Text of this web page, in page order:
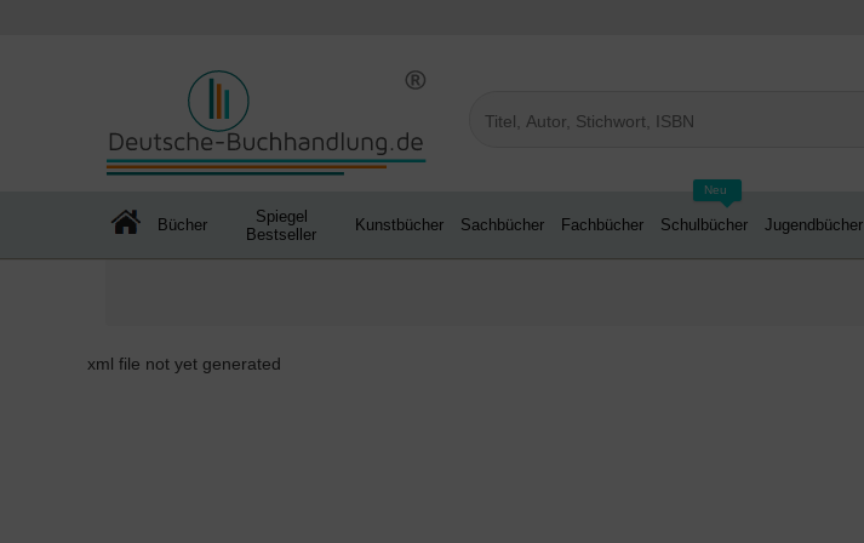
Bücher
Spiegel
Bestseller
Kunstbücher Sachbücher Fachbücher
Neu
Schulbücher Jugendbücher
xml file not yet generated